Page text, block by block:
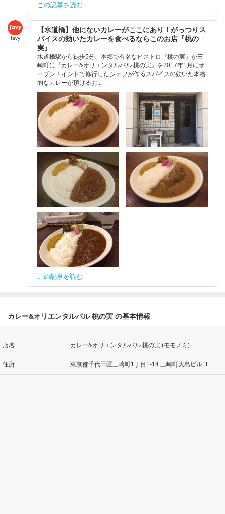
この記事を読む
favy
【水道橋】他にないカレーがここにあり！がっつりス
パイスの効いたカレーを食べるならこのお店『桃の
実』
水道橋駅から徒歩5分、本郷で有名なビストロ『桃の実』が三
崎町に『カレー&オリエンタルバル 桃の実』を2017年1月にオ
ープン！インドで修行したシェフが作るスパイスの効いた本格
的なカレーが頂けるお...
この記事を読む
カレー&オリエンタルバル 桃の実 の基本情報
店名 カレー&オリエンタルバル 桃の実 (モモノミ)
住所 東京都千代田区三崎町1丁目1-14 三崎町大島ビル1F